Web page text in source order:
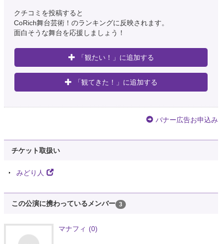
クチコミを投稿すると
CoRich舞台芸術！のランキングに反映されます。
面白そうな舞台を応援しましょう！
「観たい！」に追加する
「観てきた！」に追加する
バナー広告お申込み
チケット取扱い
みどり人
この公演に携わっているメンバー 3
マナフィ (0)